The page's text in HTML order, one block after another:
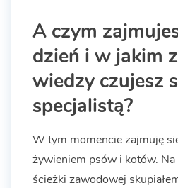
A czym
dzień i w jakim
wiedzy czujesz
specjalistą?
W tym momencie zajmuję
żywieniem psów i kotów.
ścieżki zawodowej